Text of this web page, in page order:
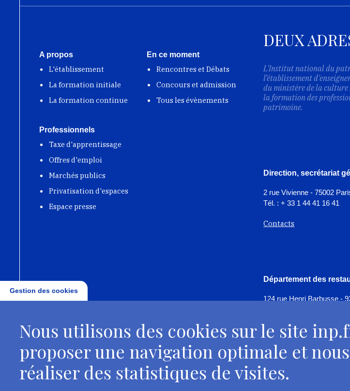
Coopération académique et
scientifique
Coopération académique et
Echange
Chantier-école
Mobilité Eramus+
A propos
L'établissement
La formation initiale
La formation continue
En ce moment
Rencontres et Débats
Concours et admission
Tous les évènements
Professionnels
Taxe d'apprentissage
Offres d'emploi
Marchés publics
Privatisation d'espaces
Espace presse
DEUX
L'Institut national du
l’établissement
du ministère de la culture
la formation des
patrimoine.
Direction, secrétariat
2 rue Vivienne - 75002
Tél. : + 33 1 44 41 16 41
Contacts
Département des
124 rue Henri Barbusse -
Contacts
Gestion des cookies
Nous utilisons des cookies sur le site
proposer une navigation optimale et
réaliser des statistiques de visites.